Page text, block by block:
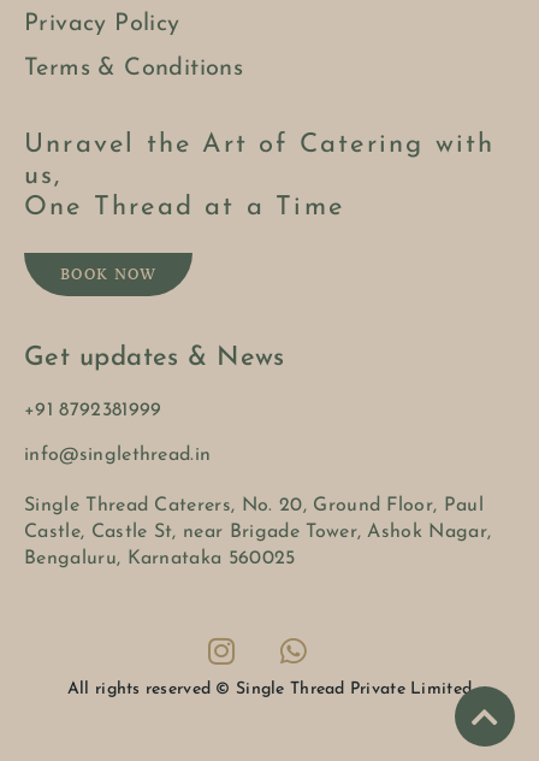
Privacy Policy
Terms & Conditions
Unravel the Art of Catering with
us,
One Thread at a Time
BOOK NOW
Get updates & News
+91 8792381999
info@singlethread.in
Single Thread Caterers, No. 20, Ground Floor, Paul
Castle, Castle St, near Brigade Tower, Ashok Nagar,
Bengaluru, Karnataka 560025
All rights reserved © Single Thread Private Limited